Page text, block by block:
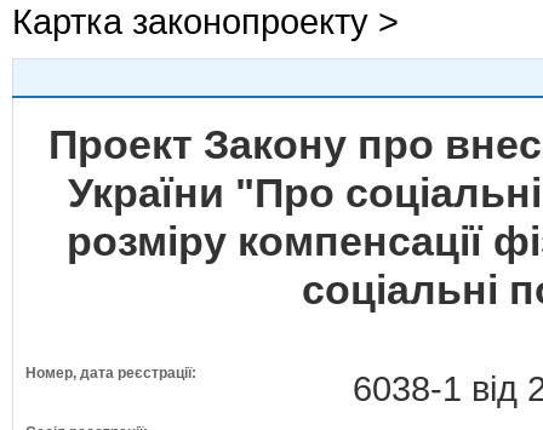
Картка законопроекту >
Проект Закону про
України "Про
розміру компенсації
соціальні
Номер, дата реєстрації: 6038-1 від